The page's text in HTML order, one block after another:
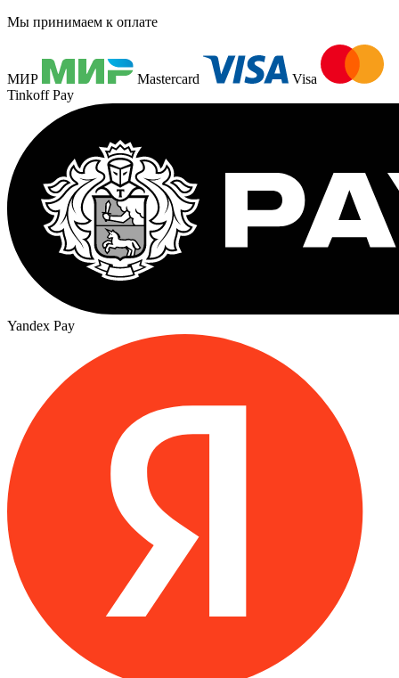
Мы принимаем к оплате
МИР Mastercard
Visa
Tinkoff Pay
Yandex Pay